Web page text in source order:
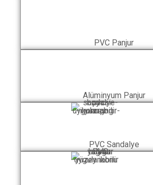
PVC Panjur
Alüminyum Panjur
PVC Sandalye